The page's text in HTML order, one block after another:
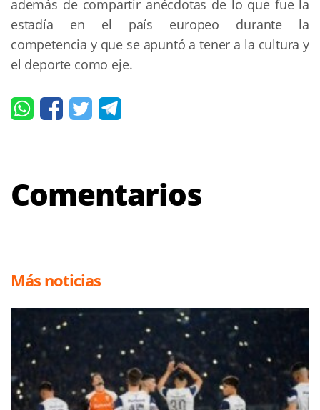
además de compartir anécdotas de lo que fue la
estadía en el país europeo durante la
competencia y que se apuntó a tener a la cultura y
el deporte como eje.
Comentarios
Más noticias